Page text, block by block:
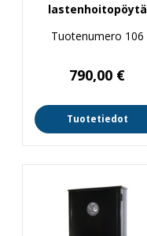
lastenhoitopöytä
Tuotenumero 106
790,00 €
Tuotetiedot